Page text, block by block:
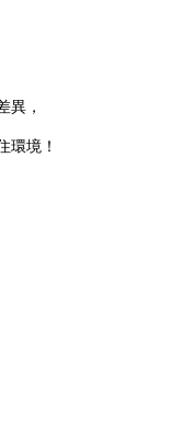
異，
環境！